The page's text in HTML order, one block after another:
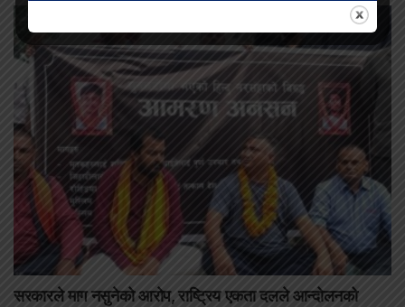
सरकारले माग नसुनेको आरोप, राष्ट्रिय एकता दलले आन्दोलनको